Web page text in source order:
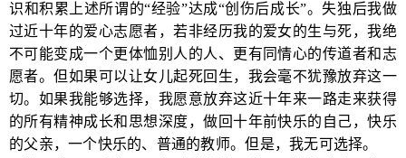
识和积累上述所谓的“经验”达成“创伤后成长”。失独后我做
过近十年的爱心志愿者，若非经历我的爱女的生与死，我绝
不可能变成一个更体恤别人的人、更有同情心的传道者和志
愿者。但如果可以让女儿起死回生，我会毫不犹豫放弃这一
切。如果我能够选择，我愿意放弃这近十年来一路走来获得
的所有精神成长和思想深度，做回十年前快乐的自己，快乐
的父亲，一个快乐的、普通的教师。但是，我无可选择。